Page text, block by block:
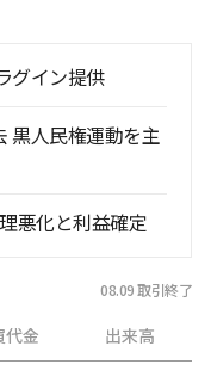
グイン提供
黒人民権運動を主
悪化と利益確定
08.09 取引終了
代金 出来高